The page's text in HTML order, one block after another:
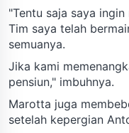
"Tentu saja saya
Tim saya telah
semuanya.
Jika kami
pensiun," imbuhnya.
Marotta juga
setelah kepergian